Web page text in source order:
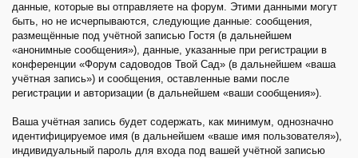
данные, которые вы отправляете на форум. Этими данными могут
быть, но не исчерпываются, следующие данные: сообщения,
размещённые под учётной записью Гостя (в дальнейшем
«анонимные сообщения»), данные, указанные при регистрации в
конференции «Форум садоводов Твой Сад» (в дальнейшем «ваша
учётная запись») и сообщения, оставленные вами после
регистрации и авторизации (в дальнейшем «ваши сообщения»).
Ваша учётная запись будет содержать, как минимум, однозначно
идентифицируемое имя (в дальнейшем «ваше имя пользователя»),
индивидуальный пароль для входа под вашей учётной записью